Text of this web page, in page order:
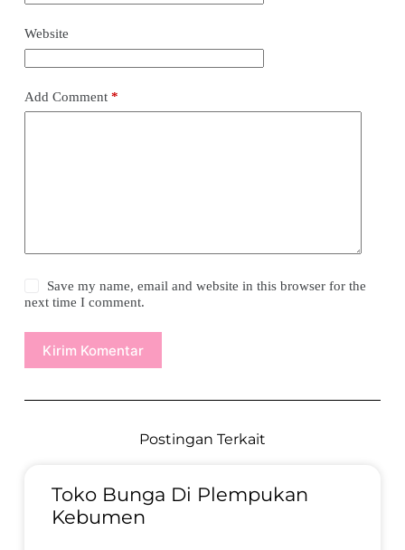
Website
Add Comment*
Save my name, email and website in this browser for the
next time I comment.
Kirim Komentar
Postingan Terkait
Toko Bunga Di Plempukan
Kebumen